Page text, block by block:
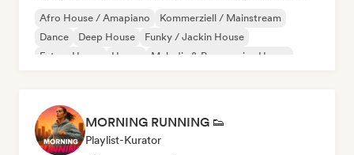
Afro House / Amapiano
Kommerziell / Mainstream
Dance
Deep House
Funky / Jackin House
Future House
House Melodic & Progressive House
MORNING RUNNING 👟
Playlist-Kurator